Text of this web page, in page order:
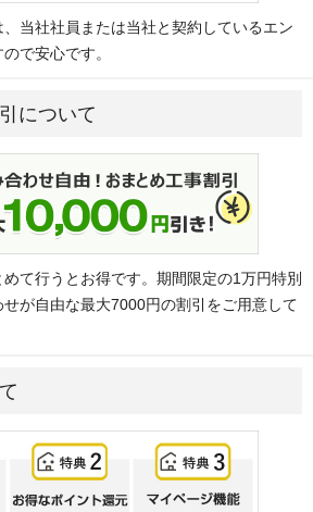
当社社員または当社と契約しているエン
で安心です。
について
て行うとお得です。期間限定の1万円特別
が自由な最大7000円の割引をご用意して